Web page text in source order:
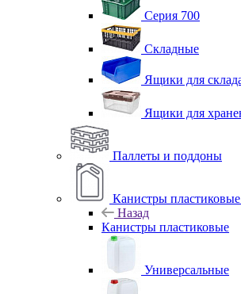
Серия 700
Складные
Ящики для
Ящики для
Паллеты и поддоны
Канистры пластиковые
Назад
Канистры пластиковые
Универсальные